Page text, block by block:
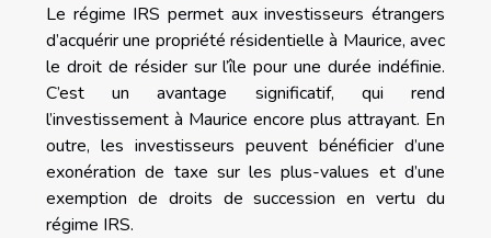
Le régime IRS permet aux investisseurs étrangers
d’acquérir une propriété résidentielle à Maurice, avec
le droit de résider sur l’île pour une durée indéfinie.
C’est un avantage significatif, qui rend
l’investissement à Maurice encore plus attrayant. En
outre, les investisseurs peuvent bénéficier d’une
exonération de taxe sur les plus-values et d’une
exemption de droits de succession en vertu du
régime IRS.